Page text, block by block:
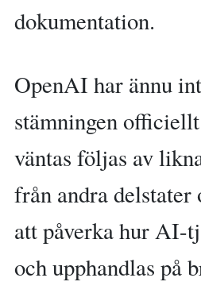
dokumentation.
OpenAI har ännu
stämningen
väntas följas av
från andra delstater
att påverka hur AI-
och upphandlas på